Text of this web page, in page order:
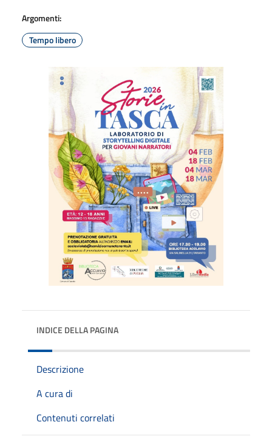
Argomenti:
Tempo libero
INDICE DELLA PAGINA
Descrizione
A cura di
Contenuti correlati